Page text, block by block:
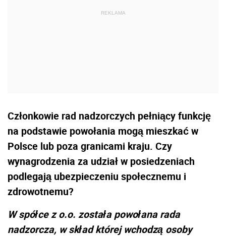
Członkowie rad nadzorczych pełniący funkcję
na podstawie powołania mogą mieszkać w
Polsce lub poza granicami kraju. Czy
wynagrodzenia za udział w posiedzeniach
podlegają ubezpieczeniu społecznemu i
zdrowotnemu?
W spółce z o.o. została powołana rada
nadzorcza, w skład której wchodzą osoby